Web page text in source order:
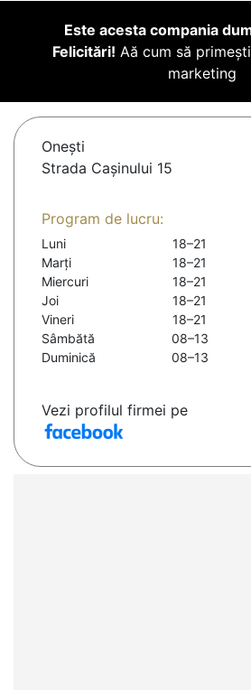
Este acesta compania
Felicitări! Aă cum să
marketing
Oneşti
Strada Cașinului 15
Program de lucru:
Luni
18–21
Marți
18–21
Miercuri
18–21
Joi
18–21
Vineri
18–21
Sâmbătă
08–13
Duminică
08–13
Vezi profilul firmei pe